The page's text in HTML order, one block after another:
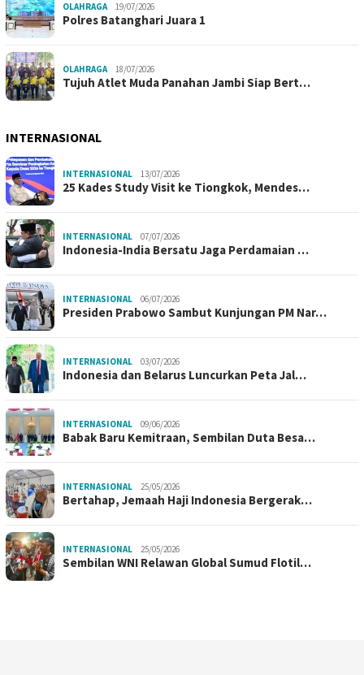
OLAHRAGA 19/07/2026
Polres Batanghari Juara 1
OLAHRAGA 18/07/2026
Tujuh Atlet Muda Panahan Jambi Siap Bert…
INTERNASIONAL
INTERNASIONAL 13/07/2026
25 Kades Study Visit ke Tiongkok, Mendes…
INTERNASIONAL 07/07/2026
Indonesia-India Bersatu Jaga Perdamaian …
INTERNASIONAL 06/07/2026
Presiden Prabowo Sambut Kunjungan PM Nar…
INTERNASIONAL 03/07/2026
Indonesia dan Belarus Luncurkan Peta Jal…
INTERNASIONAL 09/06/2026
Babak Baru Kemitraan, Sembilan Duta Besa…
INTERNASIONAL 25/05/2026
Bertahap, Jemaah Haji Indonesia Bergerak…
INTERNASIONAL 25/05/2026
Sembilan WNI Relawan Global Sumud Flotil…